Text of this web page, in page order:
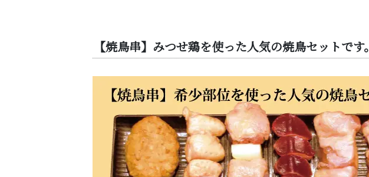
【焼鳥串】みつせ鶏を使った人気の焼鳥セットです。